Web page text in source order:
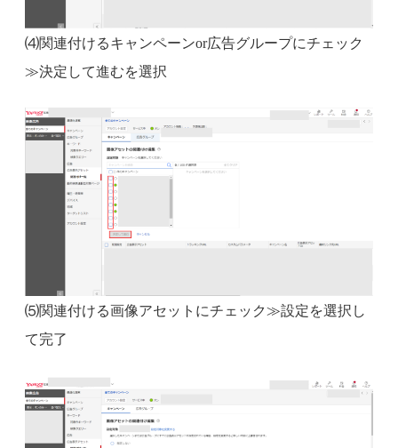
⑷関連付けるキャンペーンor広告グループにチェック
≫決定して進むを選択
⑸関連付ける画像アセットにチェック≫設定を選択し
て完了